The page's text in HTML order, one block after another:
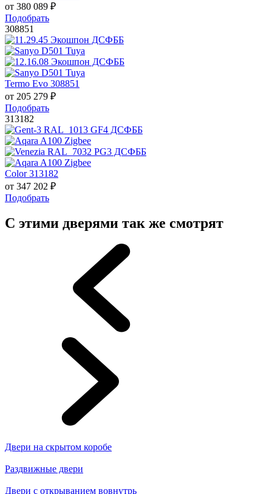
от 380 089 ₽
Подобрать
308851
Termo Evo 308851
от 205 279 ₽
Подобрать
313182
Color 313182
от 347 202 ₽
Подобрать
С этими дверями так же смотрят
Двери на скрытом коробе
Раздвижные двери
Двери с открыванием вовнутрь